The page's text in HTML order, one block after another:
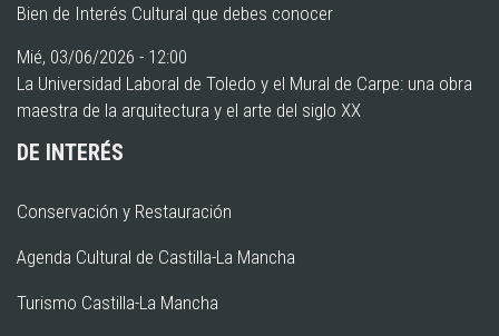
Bien de Interés Cultural que debes conocer
Mié, 03/06/2026 - 12:00
La Universidad Laboral de Toledo y el Mural de Carpe: una obra
maestra de la arquitectura y el arte del siglo XX
DE INTERÉS
Conservación y Restauración
Agenda Cultural de Castilla-La Mancha
Turismo Castilla-La Mancha